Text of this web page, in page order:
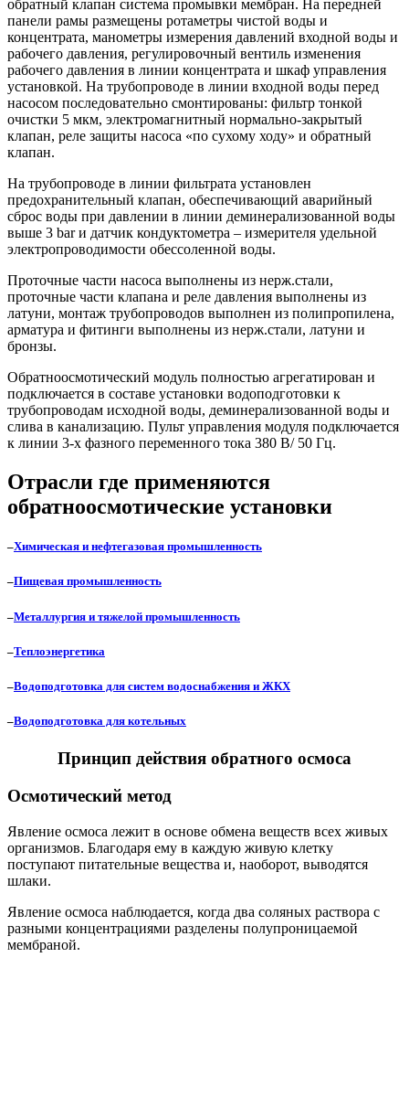
обратный клапан система промывки мембран. На передней
панели рамы размещены ротаметры чистой воды и
концентрата, манометры измерения давлений входной воды и
рабочего давления, регулировочный вентиль изменения
рабочего давления в линии концентрата и шкаф управления
установкой. На трубопроводе в линии входной воды перед
насосом последовательно смонтированы: фильтр тонкой
очистки 5 мкм, электромагнитный нормально-закрытый
клапан, реле защиты насоса «по сухому ходу» и обратный
клапан.
На трубопроводе в линии фильтрата установлен
предохранительный клапан, обеспечивающий аварийный
сброс воды при давлении в линии деминерализованной воды
выше 3 bar и датчик кондуктометра – измерителя удельной
электропроводимости обессоленной воды.
Проточные части насоса выполнены из нерж.стали,
проточные части клапана и реле давления выполнены из
латуни, монтаж трубопроводов выполнен из полипропилена,
арматура и фитинги выполнены из нерж.стали, латуни и
бронзы.
Обратноосмотический модуль полностью агрегатирован и
подключается в составе установки водоподготовки к
трубопроводам исходной воды, деминерализованной воды и
слива в канализацию. Пульт управления модуля подключается
к линии 3-х фазного переменного тока 380 В/ 50 Гц.
Отрасли где применяются
обратноосмотические установки
–Химическая и нефтегазовая промышленность
–Пищевая промышленность
–Металлургия и тяжелой промышленность
–Теплоэнергетика
–Водоподготовка для систем водоснабжения и ЖКХ
–Водоподготовка для котельных
Принцип действия обратного осмоса
Осмотический метод
Явление осмоса лежит в основе обмена веществ всех живых
организмов. Благодаря ему в каждую живую клетку
поступают питательные вещества и, наоборот, выводятся
шлаки.
Явление осмоса наблюдается, когда два соляных раствора с
разными концентрациями разделены полупроницаемой
мембраной.